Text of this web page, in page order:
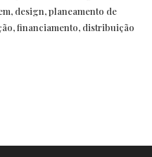
design, planeamento de
financiamento, distribuição